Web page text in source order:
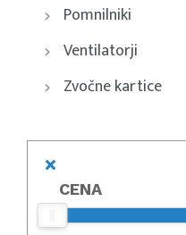
Pomnilniki
Ventilatorji
Zvočne kartice
CENA